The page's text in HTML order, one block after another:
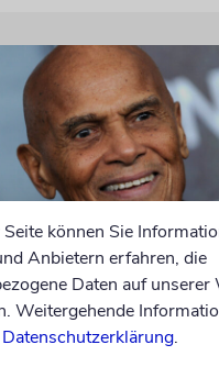
& GESTÄNDNISSE
und Tratsch aus der
können Sie
Anbietern erfahren, die
Daten auf unserer
Weitergehende
Datenschutzerklärung.